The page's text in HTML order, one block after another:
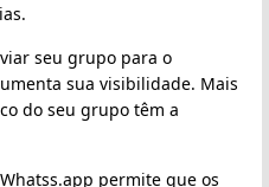
seu grupo para o
sua visibilidade. Mais
do seu grupo têm a
permite que os